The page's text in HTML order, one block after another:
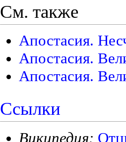
См. также
Апостасия.
Апостасия.
Апостасия.
Ссылки
Википедия: